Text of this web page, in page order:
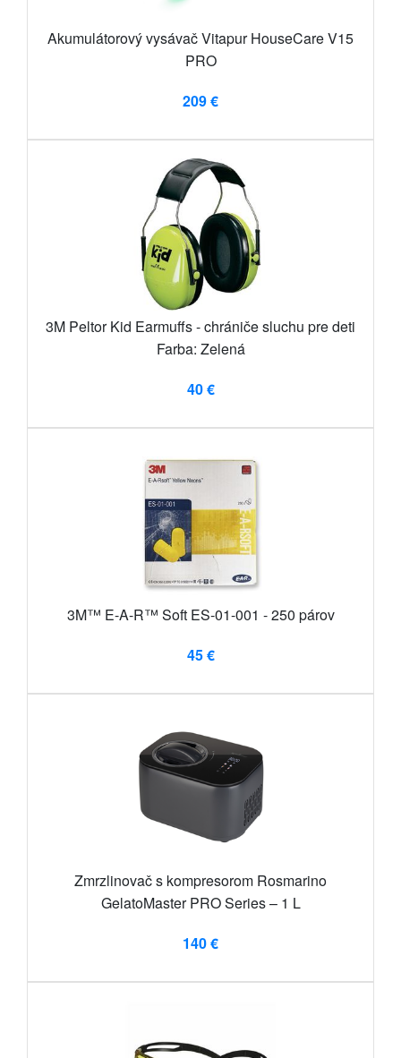
Akumulátorový vysávač Vitapur HouseCare V15
PRO
209 €
3M Peltor Kid Earmuffs - chrániče sluchu pre deti
Farba: Zelená
40 €
3M™ E-A-R™ Soft ES-01-001 - 250 párov
45 €
Zmrzlinovač s kompresorom Rosmarino
GelatoMaster PRO Series – 1 L
140 €